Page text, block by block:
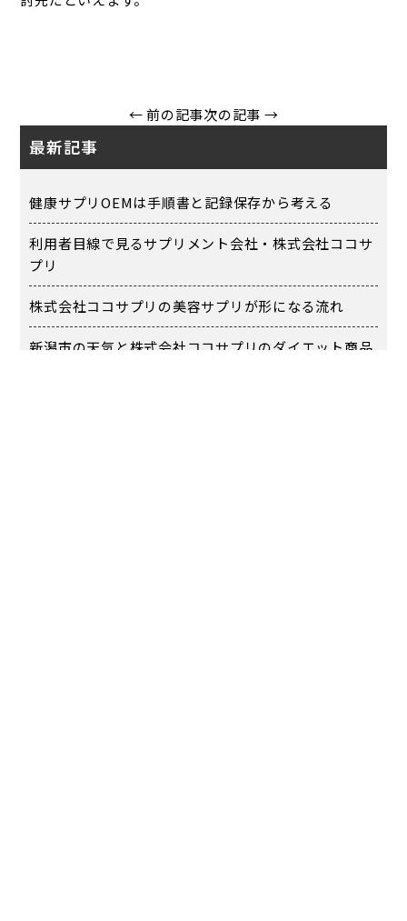
← 前の記事次の記事 →
最新記事
健康サプリOEMは手順書と記録保存から考える
利用者目線で見るサプリメント会社・株式会社ココサ
プリ
株式会社ココサプリの美容サプリが形になる流れ
新潟市の天気と株式会社ココサプリのダイエット商品